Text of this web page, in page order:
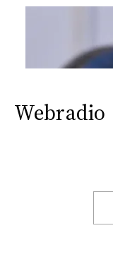
Webradio